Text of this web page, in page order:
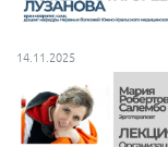
Алтайский
Архангельская
14.11.2025